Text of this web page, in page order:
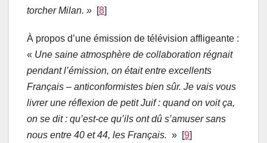
torcher Milan. » [8]
À propos d’une émission de télévision affligeante :
« Une saine atmosphère de collaboration régnait
pendant l’émission, on était entre excellents
Français – anticonformistes bien sûr. Je vais vous
livrer une réflexion de petit Juif : quand on voit ça,
on se dit : qu’est-ce qu’ils ont dû s’amuser sans
nous entre 40 et 44, les Français. » [9]